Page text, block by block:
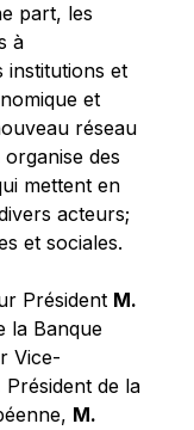
part, les
à
institutions et
et
réseau
des
mettent en
acteurs;
et sociales.
Président M.
la Banque
Vice-
Président de la
M.